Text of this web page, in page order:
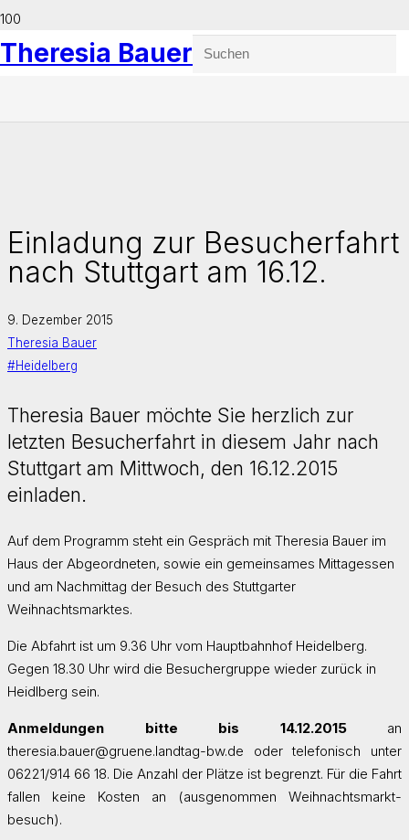
Theresia Bauer
Einladung zur Besucherfahrt
nach Stuttgart am 16.12.
9. Dezember 2015
Theresia Bauer
#Heidelberg
Theresia Bauer möchte Sie herzlich zur
letzten Besucherfahrt in diesem Jahr nach
Stuttgart am Mittwoch, den 16.12.2015
einladen.
Auf dem Programm steht ein Gespräch mit Theresia Bauer im
Haus der Abgeordneten, sowie ein gemeinsames Mittagessen
und am Nachmittag der Besuch des Stuttgarter
Weihnachtsmarktes.
Die Abfahrt ist um 9.36 Uhr vom Hauptbahnhof Heidelberg.
Gegen 18.30 Uhr wird die Besuchergruppe wieder zurück in
Heidlberg sein.
Anmeldungen bitte bis 14.12.2015 an
theresia.bauer@gruene.landtag-bw.de oder telefonisch unter
06221/914 66 18. Die Anzahl der Plätze ist begrenzt. Für die Fahrt
fallen keine Kosten an (ausgenommen Weihnachtsmarkt-
besuch).